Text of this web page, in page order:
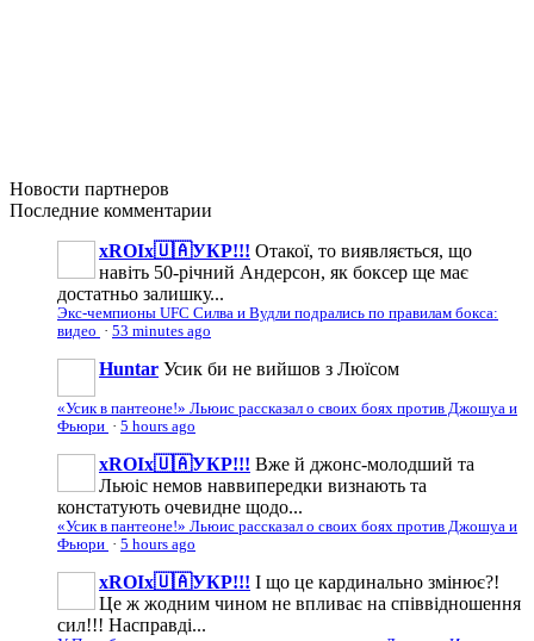
Новости партнеров
Последние комментарии
xROIx🇺🇦УКР!!! Отакої, то виявляється, що
навіть 50-річний Андерсон, як боксер ще має
достатньо залишку...
Экс-чемпионы UFC Силва и Вудли подрались по правилам бокса:
видео · 53 minutes ago
Huntar Усик би не вийшов з Люїсом
«Усик в пантеоне!» Льюис рассказал о своих боях против Джошуа и
Фьюри · 5 hours ago
xROIx🇺🇦УКР!!! Вже й джонс-молодший та
Льюіс немов наввипередки визнають та
констатують очевидне щодо...
«Усик в пантеоне!» Льюис рассказал о своих боях против Джошуа и
Фьюри · 5 hours ago
xROIx🇺🇦УКР!!! І що це кардинально змінює?!
Це ж жодним чином не впливає на співвідношення
сил!!! Насправді...